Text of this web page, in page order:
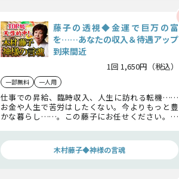
藤子の透視◆金運で巨万の富
を……あなたの収入＆待遇アップ
到来間近
1回 1,650円（税込）
一部無料 一人用
仕事での昇給、臨時収入、人生に訪れる転機……
お金や人生で苦労はしたくない。今よりもっと豊
かな暮らし……。この藤子にお任せください。あ
う。
木村藤子◆神様の言魂